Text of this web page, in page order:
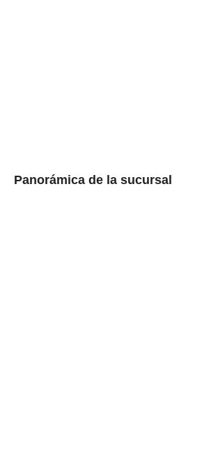
Panorámica de la sucursal